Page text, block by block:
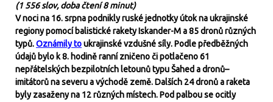
(1 556 slov, doba čtení 8 minut)
V noci na 16. srpna podnikly ruské jednotky útok na ukrajinské
regiony pomocí balistické rakety Iskander-M a 85 dronů různých
typů.Oznámily toukrajinské vzdušné síly. Podle předběžných
údajů bylo k 8. hodině ranní zničeno či potlačeno 61
nepřátelských bezpilotních letounů typu Šahed a dronů–
imitátorů na severu a východě země. Dalších 24 dronů a raketa
byly zasaženy na 12 různých místech. Pod palbou se ocitly